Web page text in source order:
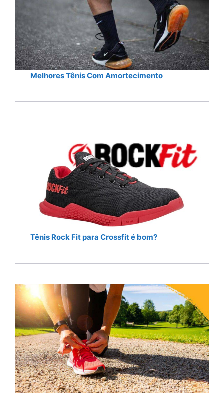
Melhores Tênis Com Amortecimento
Tênis Rock Fit para Crossfit é bom?